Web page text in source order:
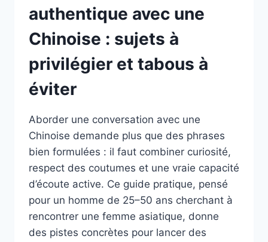
authentique avec une
Chinoise : sujets à
privilégier et tabous à
éviter
Aborder une conversation avec une
Chinoise demande plus que des phrases
bien formulées : il faut combiner curiosité,
respect des coutumes et une vraie capacité
d’écoute active. Ce guide pratique, pensé
pour un homme de 25–50 ans cherchant à
rencontrer une femme asiatique, donne
des pistes concrètes pour lancer des